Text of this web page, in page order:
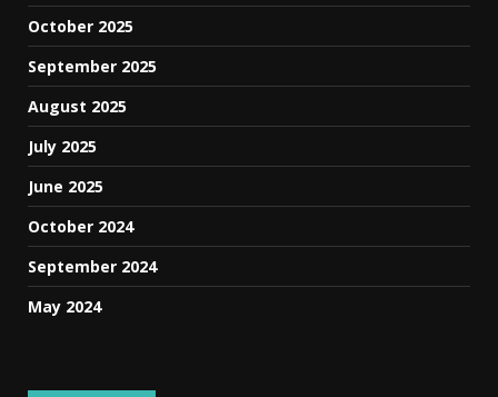
October 2025
September 2025
August 2025
July 2025
June 2025
October 2024
September 2024
May 2024